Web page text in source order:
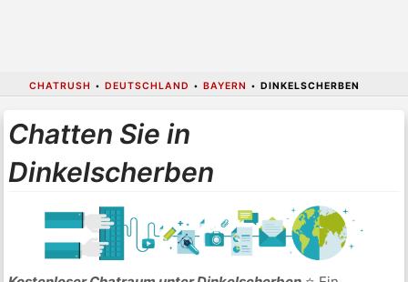
CHATRUSH • DEUTSCHLAND • BAYERN • DINKELSCHERBEN
Chatten Sie in
Dinkelscherben